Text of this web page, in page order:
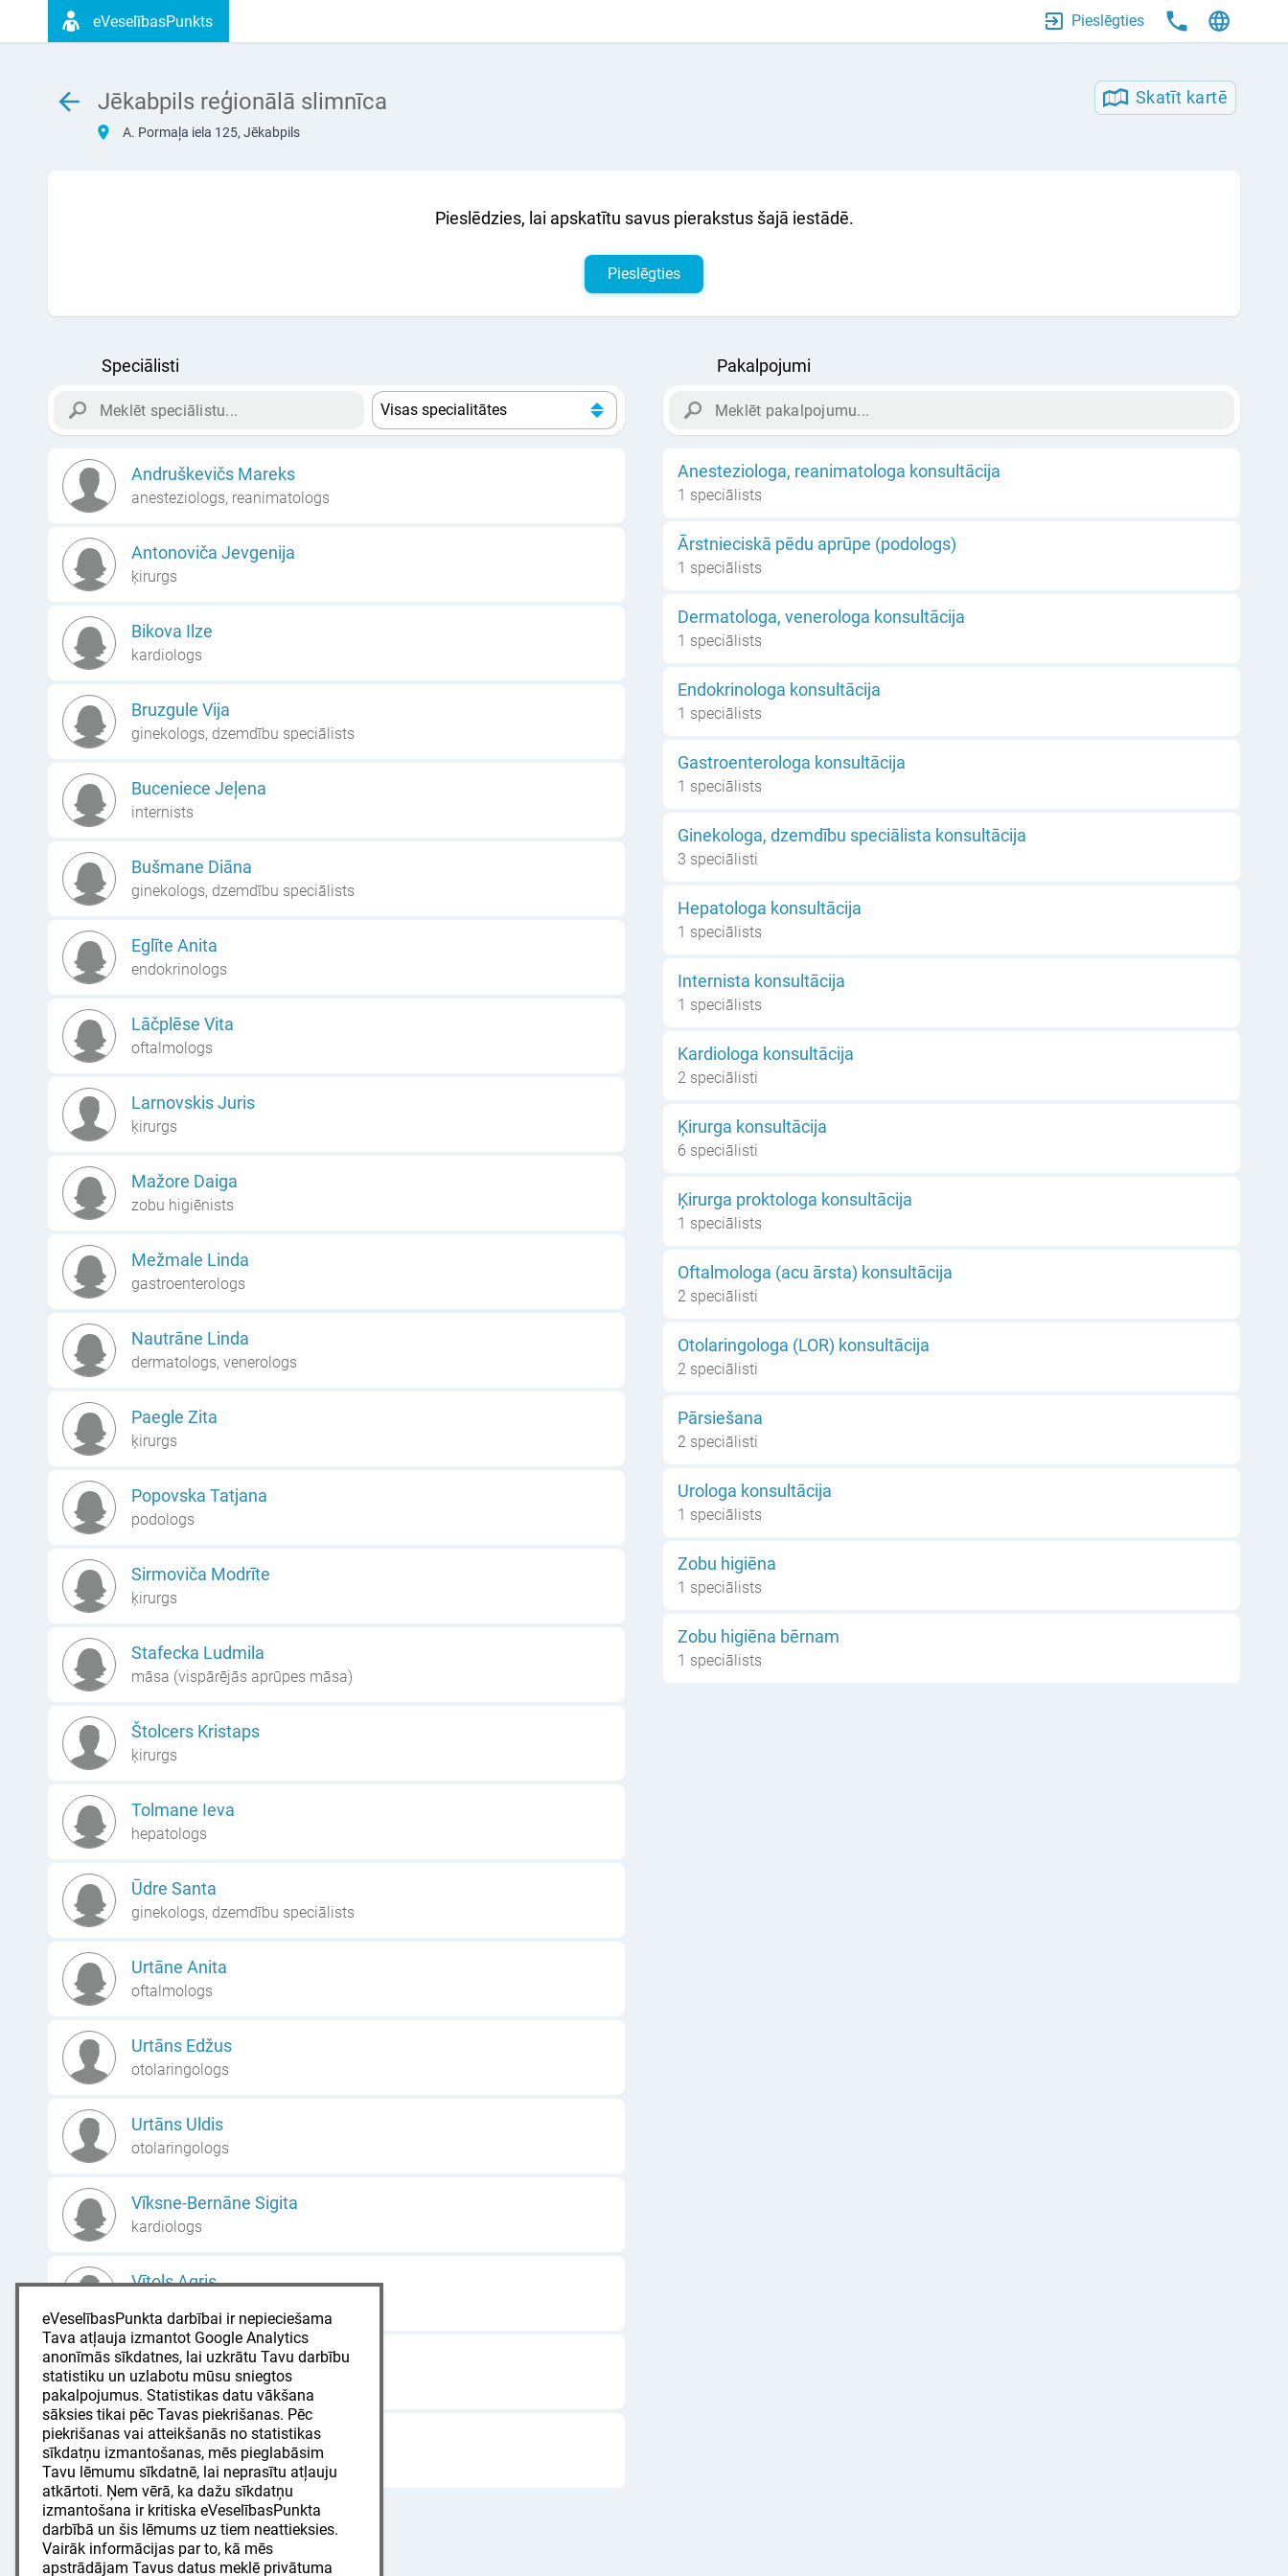
eVeselībasPunkts Pieslēgties
Jēkabpils reģionālā slimnīca Skatīt kartē
A. Pormaļa iela 125, Jēkabpils
Pieslēdzies, lai apskatītu savus pierakstus šajā iestādē.
Pieslēgties
Speciālisti
Andruškevičs Mareks
anesteziologs, reanimatologs
Antonoviča Jevgenija
ķirurgs
Bikova Ilze
kardiologs
Bruzgule Vija
ginekologs, dzemdību speciālists
Buceniece Jeļena
internists
Bušmane Diāna
ginekologs, dzemdību speciālists
Eglīte Anita
endokrinologs
Lāčplēse Vita
oftalmologs
Larnovskis Juris
ķirurgs
Mažore Daiga
zobu higiēnists
Mežmale Linda
gastroenterologs
Nautrāne Linda
dermatologs, venerologs
Paegle Zita
ķirurgs
Popovska Tatjana
podologs
Sirmoviča Modrīte
ķirurgs
Stafecka Ludmila
māsa (vispārējās aprūpes māsa)
Štolcers Kristaps
ķirurgs
Tolmane Ieva
hepatologs
Ūdre Santa
ginekologs, dzemdību speciālists
Urtāne Anita
oftalmologs
Urtāns Edžus
otolaringologs
Urtāns Uldis
otolaringologs
Vīksne-Bernāne Sigita
kardiologs
Vītols Agris
Vlazņevs Māris
urologs
Žaleiko Lidija
māsa (vispārējās aprūpes māsa)
Pakalpojumi
Anesteziologa, reanimatologa konsultācija
1 speciālists
Ārstnieciskā pēdu aprūpe (podologs)
1 speciālists
Dermatologa, venerologa konsultācija
1 speciālists
Endokrinologa konsultācija
1 speciālists
Gastroenterologa konsultācija
1 speciālists
Ginekologa, dzemdību speciālista konsultācija
3 speciālisti
Hepatologa konsultācija
1 speciālists
Internista konsultācija
1 speciālists
Kardiologa konsultācija
2 speciālisti
Ķirurga konsultācija
6 speciālisti
Ķirurga proktologa konsultācija
1 speciālists
Oftalmologa (acu ārsta) konsultācija
2 speciālisti
Otolaringologa (LOR) konsultācija
2 speciālisti
Pārsiešana
2 speciālisti
Urologa konsultācija
1 speciālists
Zobu higiēna
1 speciālists
Zobu higiēna bērnam
1 speciālists
eVeselībasPunkta darbībai ir nepieciešama
Tava atļauja izmantot Google Analytics
anonīmās sīkdatnes, lai uzkrātu Tavu darbību
statistiku un uzlabotu mūsu sniegtos
pakalpojumus. Statistikas datu vākšana
sāksies tikai pēc Tavas piekrišanas. Pēc
piekrišanas vai atteikšanās no statistikas
sīkdatņu izmantošanas, mēs pieglabāsim
Tavu lēmumu sīkdatnē, lai neprasītu atļauju
atkārtoti. Ņem vērā, ka dažu sīkdatņu
izmantošana ir kritiska eVeselībasPunkta
darbībā un šis lēmums uz tiem neattieksies.
Vairāk informācijas par to, kā mēs
apstrādājam Tavus datus meklē privātuma